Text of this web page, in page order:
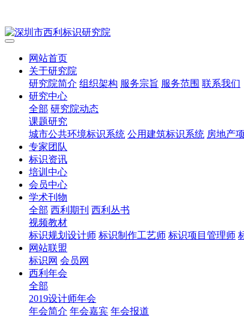
网站首页
关于研究院
研究院简介 组织架构 服务宗旨 服务范围 联系我们
研究中心
全部 研究院动态
课题研究
城市公共环境标识系统 公用建筑标识系统 房地产
专家团队
标识资讯
培训中心
会员中心
学术刊物
全部 西利期刊 西利丛书
视频教材
标识规划设计师 标识制作工艺师 标识项目管理师
网站联盟
标识网 会员网
西利年会
全部
2019设计师年会
年会简介 年会嘉宾 年会报道